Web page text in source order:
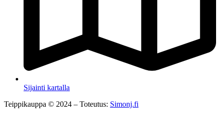
Sijainti kartalla
Teippikauppa © 2024 – Toteutus: Simonj.fi